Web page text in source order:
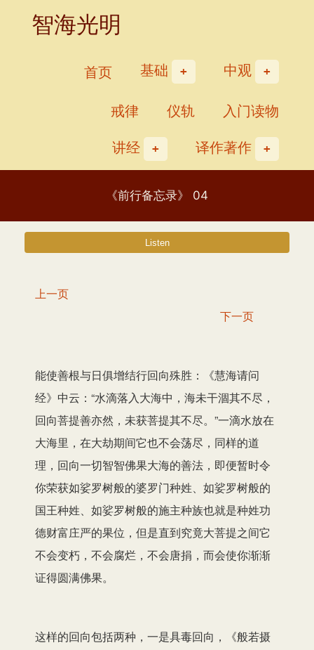
智海光明
首页 基础
中观
戒律
仪轨
入门读物
讲经
译作著作
《前行备忘录》 04
上一页
下一页
能使善根与日俱增结行回向殊胜：《慧海请问
经》中云：“水滴落入大海中，海未干涸其不尽，
回向菩提善亦然，未获菩提其不尽。”一滴水放在
大海里，在大劫期间它也不会荡尽，同样的道
理，回向一切智智佛果大海的善法，即便暂时令
你荣获如娑罗树般的婆罗门种姓、如娑罗树般的
国王种姓、如娑罗树般的施主种族也就是种姓功
德财富庄严的果位，但是直到究竟大菩提之间它
不会变朽，不会腐烂，不会唐捐，而会使你渐渐
证得圆满佛果。
这样的回向包括两种，一是具毒回向，《般若摄